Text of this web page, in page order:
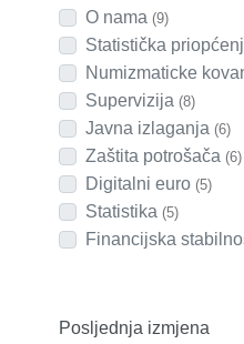
O nama (9)
Statistička
Numizmaticke
Supervizija (8)
Javna izlaganja (6)
Zaštita potrošača (6)
Digitalni euro (5)
Statistika (5)
Financijska
Posljednja izmjena